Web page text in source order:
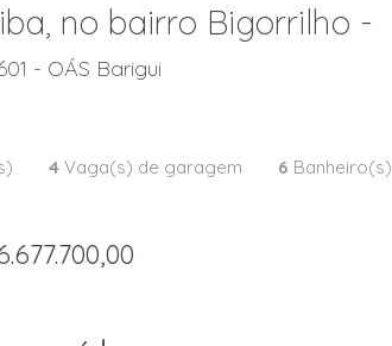
no bairro Bigorrilho -
- OÁS Barigui
4Vaga(s) de garagem 6 Banheiro(s)